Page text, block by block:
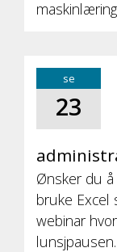
se
23
Ønsker du å
bruke Excel
webinar
lunsjpausen.